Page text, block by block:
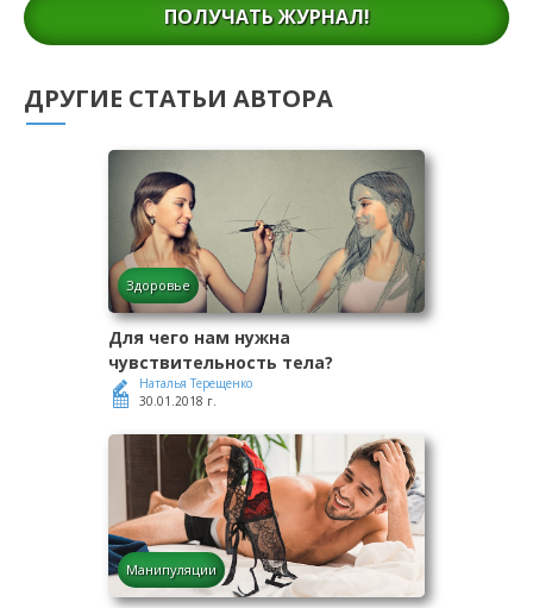
ПОЛУЧАТЬ ЖУРНАЛ!
ДРУГИЕ СТАТЬИ АВТОРА
Здоровье
Для чего нам нужна
чувствительность тела?
Наталья Терещенко
30.01.2018 г.
Манипуляции